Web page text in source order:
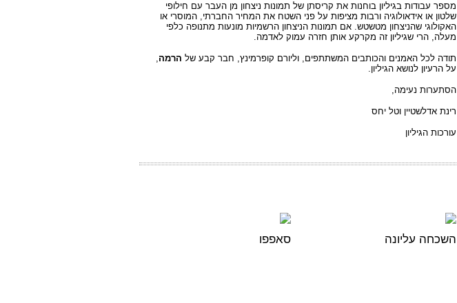
מספר עבודות בגיליון בוחנות את קריסתן של תמונות ניצחון מן העבר עם חילופי
שלטון או אידאולוגיה ורבות מציפות על פני השטח את המחיר החברתי, המוסרי או
האקולוגי שהניצחון מטשטש. אם תמונות הניצחון הרשמיות מונעות מתנופה כלפי
מעלה, הרי שגיליון זה מקרקע אותן חזרה עמוק לאדמה.
תודה לכל האמנים והכותבים המשתתפים, וליורם קופרמינץ, חבר קבע של הרמה,
על הרעיון לנושא הגיליון.
הסתערות נעימה,
רינת אדלשטיין וטל יחס
עורכות הגיליון
השכחה עליונה סאפפו